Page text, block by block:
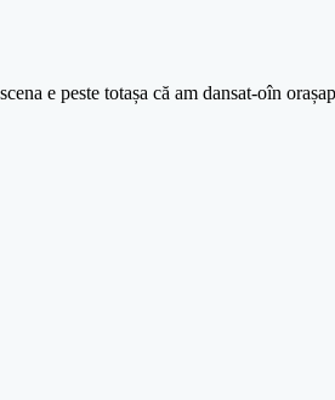
e peste totașa că am dansat-oîn